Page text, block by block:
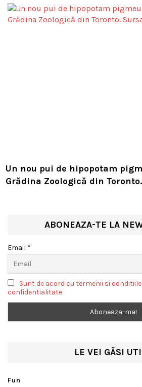
Un nou pui de hipopotam
Grădina Zoologică din
ABONEAZA-TE LA
Email *
Sunt de acord cu termenii si
confidentialitate
LE VEI GĂSI
Fun